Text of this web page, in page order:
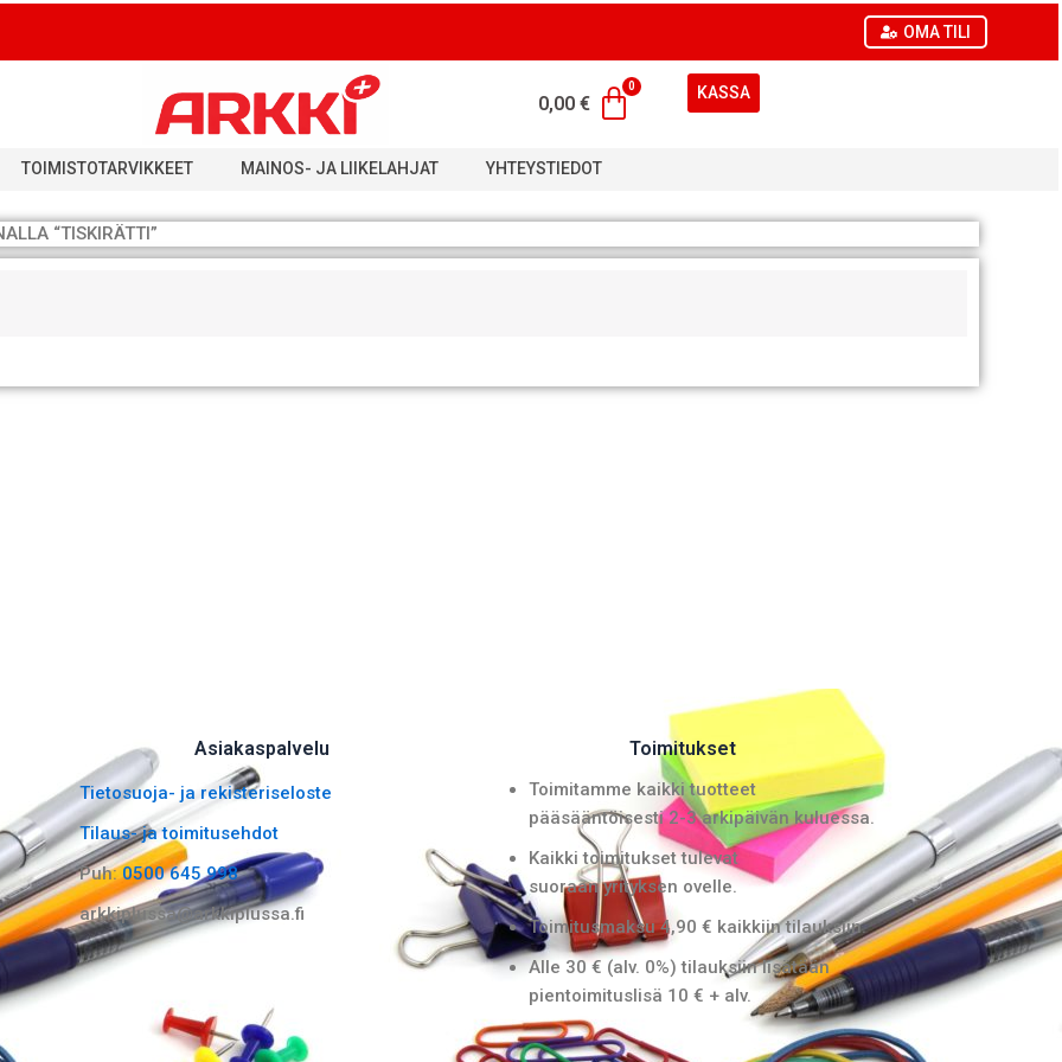
OMA TILI
0,00 €
KASSA
TOIMISTOTARVIKKEET MAINOS- JA LIIKELAHJAT YHTEYSTIEDOT
“TISKIRÄTTI”
Asiakaspalvelu
Tietosuoja- ja rekisteriseloste
Tilaus- ja toimitusehdot
Puh:0500 645 998
arkkiplussa@arkkiplussa.fi
Toimitukset
Toimitamme kaikki tuotteet
pääsääntöisesti 2-3 arkipäivän kuluessa.
Kaikki toimitukset tulevat
suoraan yrityksen ovelle.
Toimitusmaksu 4,90 € kaikkiin tilauksiin.
Alle 30 € (alv. 0%) tilauksiin lisätään
pientoimituslisä 10 € + alv.